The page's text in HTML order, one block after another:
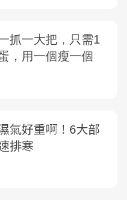
氣好重啊！6大部
排寒